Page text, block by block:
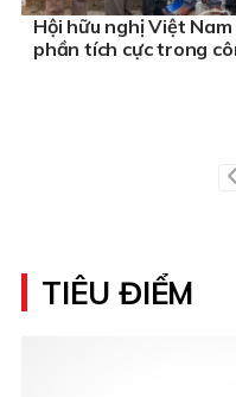
Hội hữu nghị Việt
phần tích cực trong
TIÊU ĐIỂM